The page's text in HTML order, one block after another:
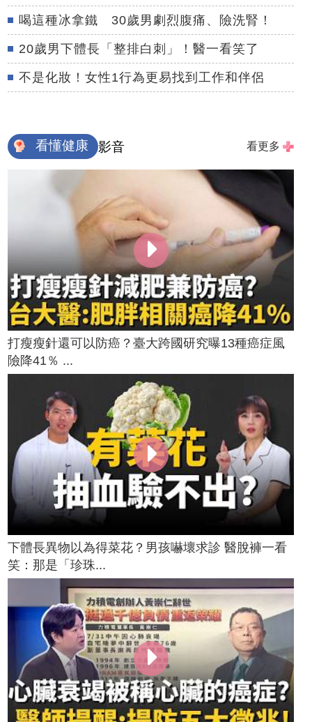
喝這種冰拿鐵 30歲男劇烈腹痛、險洗腎！
20歲男下體長「整排白刺」！醫一看笑了
不是化妝！女性1行為更易找到工作和伴侶
看懂健康 影音 看更多
打瘦瘦針還可以防癌？臺大跨國研究曝13種癌症風
險降41％ ...
下體長異物以為得菜花？男孩嚇壞求診 醫脫褲一看
笑：那是「珍珠...